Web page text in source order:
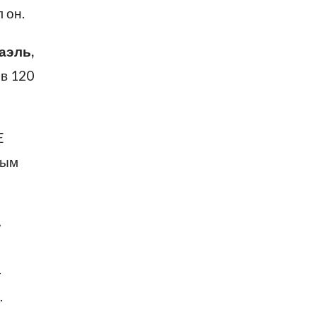
он.
120